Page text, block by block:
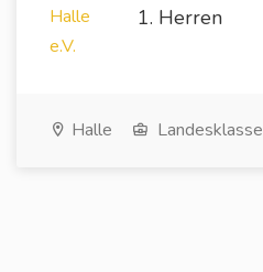
1. Herren
Halle Landesklasse